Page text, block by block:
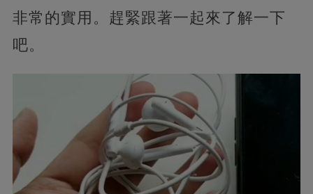
非常的實用。趕緊跟著一起來了解一下
吧。